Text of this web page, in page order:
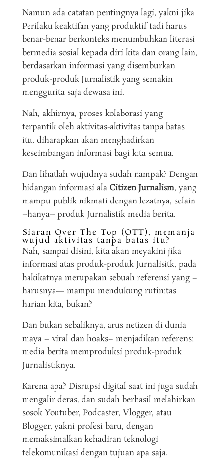
Namun ada catatan pentingnya lagi, yakni jika
Perilaku keaktifan yang produktif tadi harus
benar-benar berkonteks menumbuhkan literasi
bermedia sosial kepada diri kita dan orang lain,
berdasarkan informasi yang disemburkan
produk-produk Jurnalistik yang semakin
menggurita saja dewasa ini.
Nah, akhirnya, proses kolaborasi yang
terpantik oleh aktivitas-aktivitas tanpa batas
itu, diharapkan akan menghadirkan
keseimbangan informasi bagi kita semua.
Dan lihatlah wujudnya sudah nampak? Dengan
hidangan informasi ala Citizen Jurnalism, yang
mampu publik nikmati dengan lezatnya, selain
–hanya– produk Jurnalistik media berita.
Siaran Over The Top (OTT), memanja
wujud aktivitas tanpa batas itu?
Nah, sampai disini, kita akan meyakini jika
informasi atas produk-produk Jurnalisitk, pada
hakikatnya merupakan sebuah referensi yang –
harusnya— mampu mendukung rutinitas
harian kita, bukan?
Dan bukan sebaliknya, arus netizen di dunia
maya – viral dan hoaks– menjadikan referensi
media berita memproduksi produk-produk
Jurnalistiknya.
Karena apa? Disrupsi digital saat ini juga sudah
mengalir deras, dan sudah berhasil melahirkan
sosok Youtuber, Podcaster, Vlogger, atau
Blogger, yakni profesi baru, dengan
memaksimalkan kehadiran teknologi
telekomunikasi dengan tujuan apa saja.